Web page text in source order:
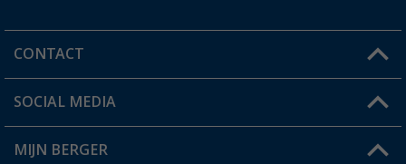
CONTACT
Een vraag?
Winkel vinden
SOCIAL MEDIA
MIJN BERGER